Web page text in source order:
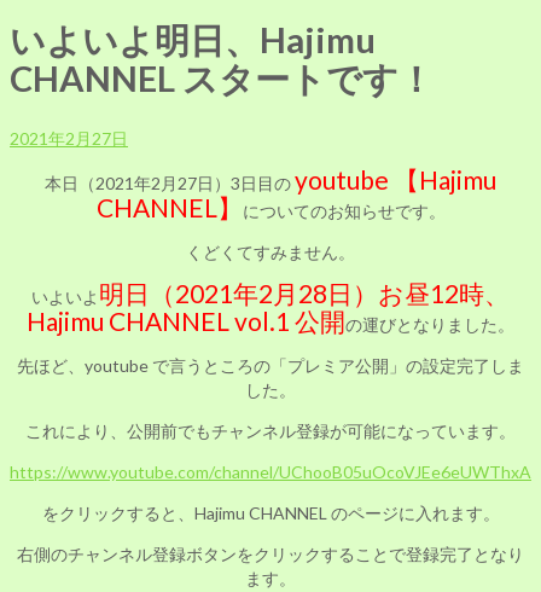
いよいよ明日、Hajimu
CHANNEL スタートです！
2021年2月27日
本日（2021年2月27日）3日目のyoutube 【Hajimu
CHANNEL】
についてのお知らせです。
くどくてすみません。
いよいよ 明日（2021年2月28日）お昼12時、
Hajimu CHANNEL vol.1 公開の運びとなりました。
先ほど、youtube で言うところの「プレミア公開」の設定完了しま
した。
これにより、公開前でもチャンネル登録が可能になっています。
https://www.youtube.com/channel/UChooB05uOcoVJEe6eUWThxA
をクリックすると、Hajimu CHANNEL のページに入れます。
右側のチャンネル登録ボタンをクリックすることで登録完了となり
ます。